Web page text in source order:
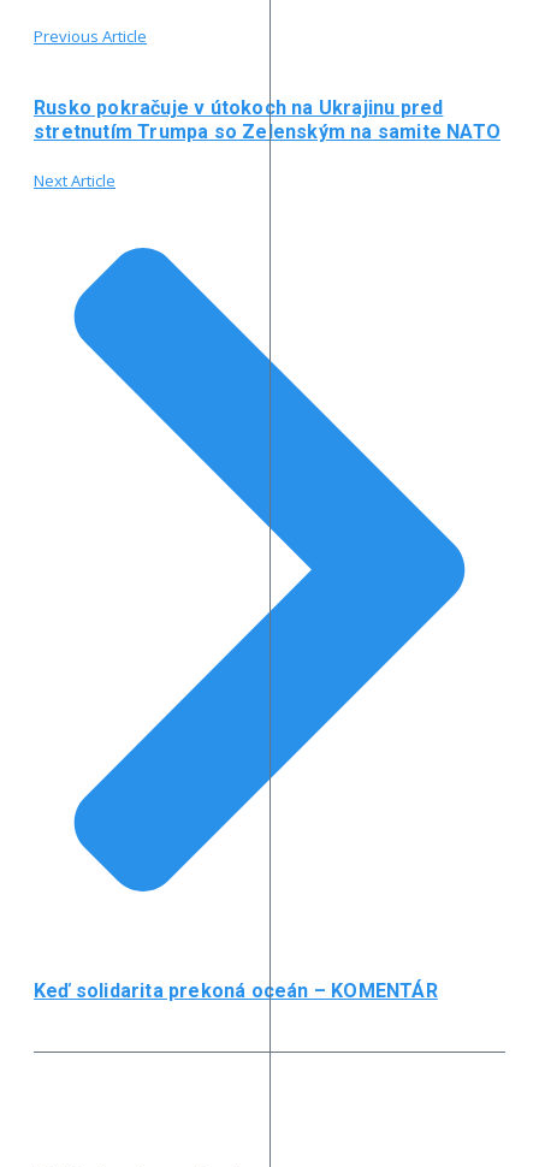
Previous Article
Rusko pokračuje v útokoch na Ukrajinu pred
stretnutím Trumpa so Zelenským na samite NATO
Next Article
Keď solidarita prekoná oceán – KOMENTÁR